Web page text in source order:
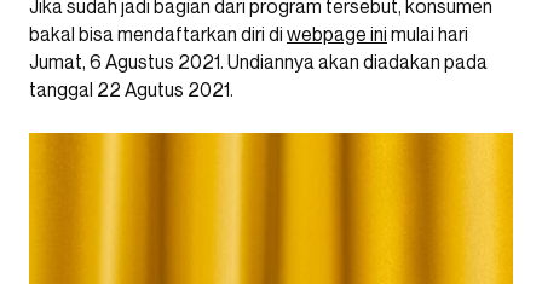
Jika sudah jadi bagian dari program tersebut, konsumen
bakal bisa mendaftarkan diri di webpage ini mulai hari
Jumat, 6 Agustus 2021. Undiannya akan diadakan pada
tanggal 22 Agutus 2021.